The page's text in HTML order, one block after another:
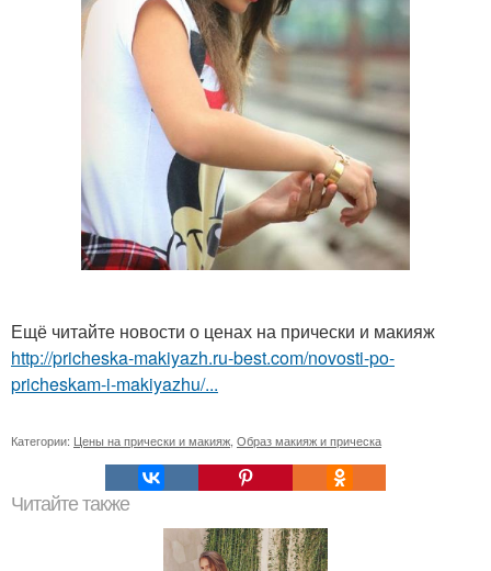
Ещё читайте новости о ценах на прически и макияж
http://pricheska-makiyazh.ru-best.com/novosti-po-
pricheskam-i-makiyazhu/...
Категории: Цены на прически и макияж, Образ макияж и прическа
Читайте также